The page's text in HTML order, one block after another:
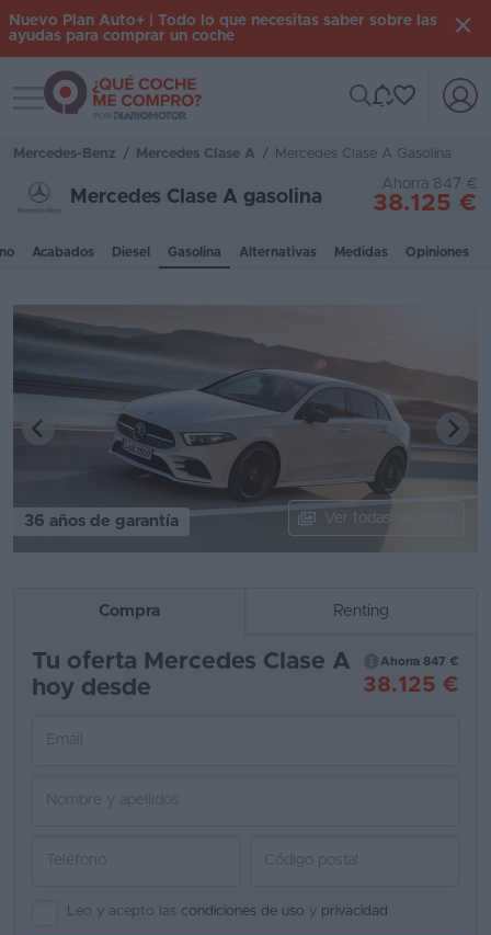
Iniciar
Inicio
Suscripción
Stock
Segunda
mano
Ofertas
Asistente
Nuevo Plan Auto+ | Todo lo que necesitas saber sobre las
ayudas para comprar un coche
Toggle navigation
Mercedes-Benz / Mercedes Clase A / Mercedes Clase A Gasolina
Mercedes Clase A gasolina
Ahorra 847 €
38.125 €
Acabados Diesel Gasolina Alternativas Medidas Opiniones
36 años de garantía Ver todas las fotos
Compra Renting
Tu oferta Mercedes Clase A
hoy desde
Ahorra 847 €
38.125 €
Leo y acepto las condiciones de uso y privacidad